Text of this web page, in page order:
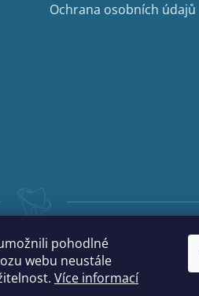
pohodlné
webu neustále
Více informací
Ochrana osobních údajů